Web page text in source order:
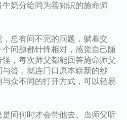
奶分给同为善知识的施命师
总有问不完的问题，躺着交
问题都针锋相对，感觉自己随
，每次师父都能回答施命师父
答，就连门口原本崭新的纱
众不同的打开方式，可以轻易
问何时才会带他去。当师父听